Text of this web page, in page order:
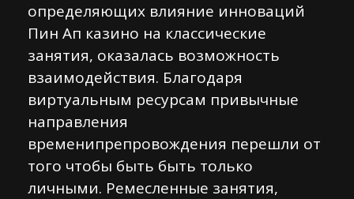
определяющих влияние инноваций
Пин Ап казино на классические
занятия, оказалась возможность
взаимодействия. Благодаря
виртуальным ресурсам привычные
направления
временипрепровождения перешли от
того чтобы быть быть только
личными. Ремесленные занятия,